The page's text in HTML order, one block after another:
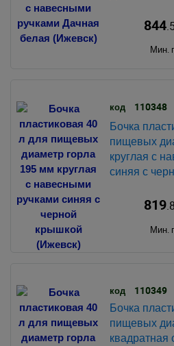
844
Мин.
код 110348
Бочка
пищевых
круглая с
синяя с
819
Мин.
код 110349
Бочка
пищевых
квадратная